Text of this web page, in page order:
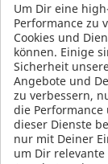
Um Dir eine
Performance zu
Cookies und
können. Einige
Sicherheit
Angebote und
zu verbessern,
die
dieser Dienste
nur mit Deiner
um Dir